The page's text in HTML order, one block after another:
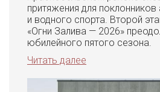
притяжения для
и водного спорта. Второй
«Огни Залива — 2026»
юбилейного пятого сезона.
Читать далее